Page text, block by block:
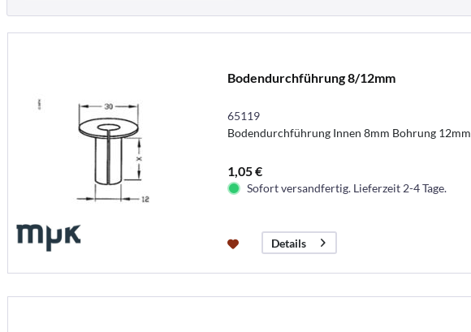
Bodendurchführung 8/12mm
65119
Bodendurchführung Innen 8mm Bohrung 12mm
1,05 €
Sofort versandfertig. Lieferzeit 2-4 Tage.
Details